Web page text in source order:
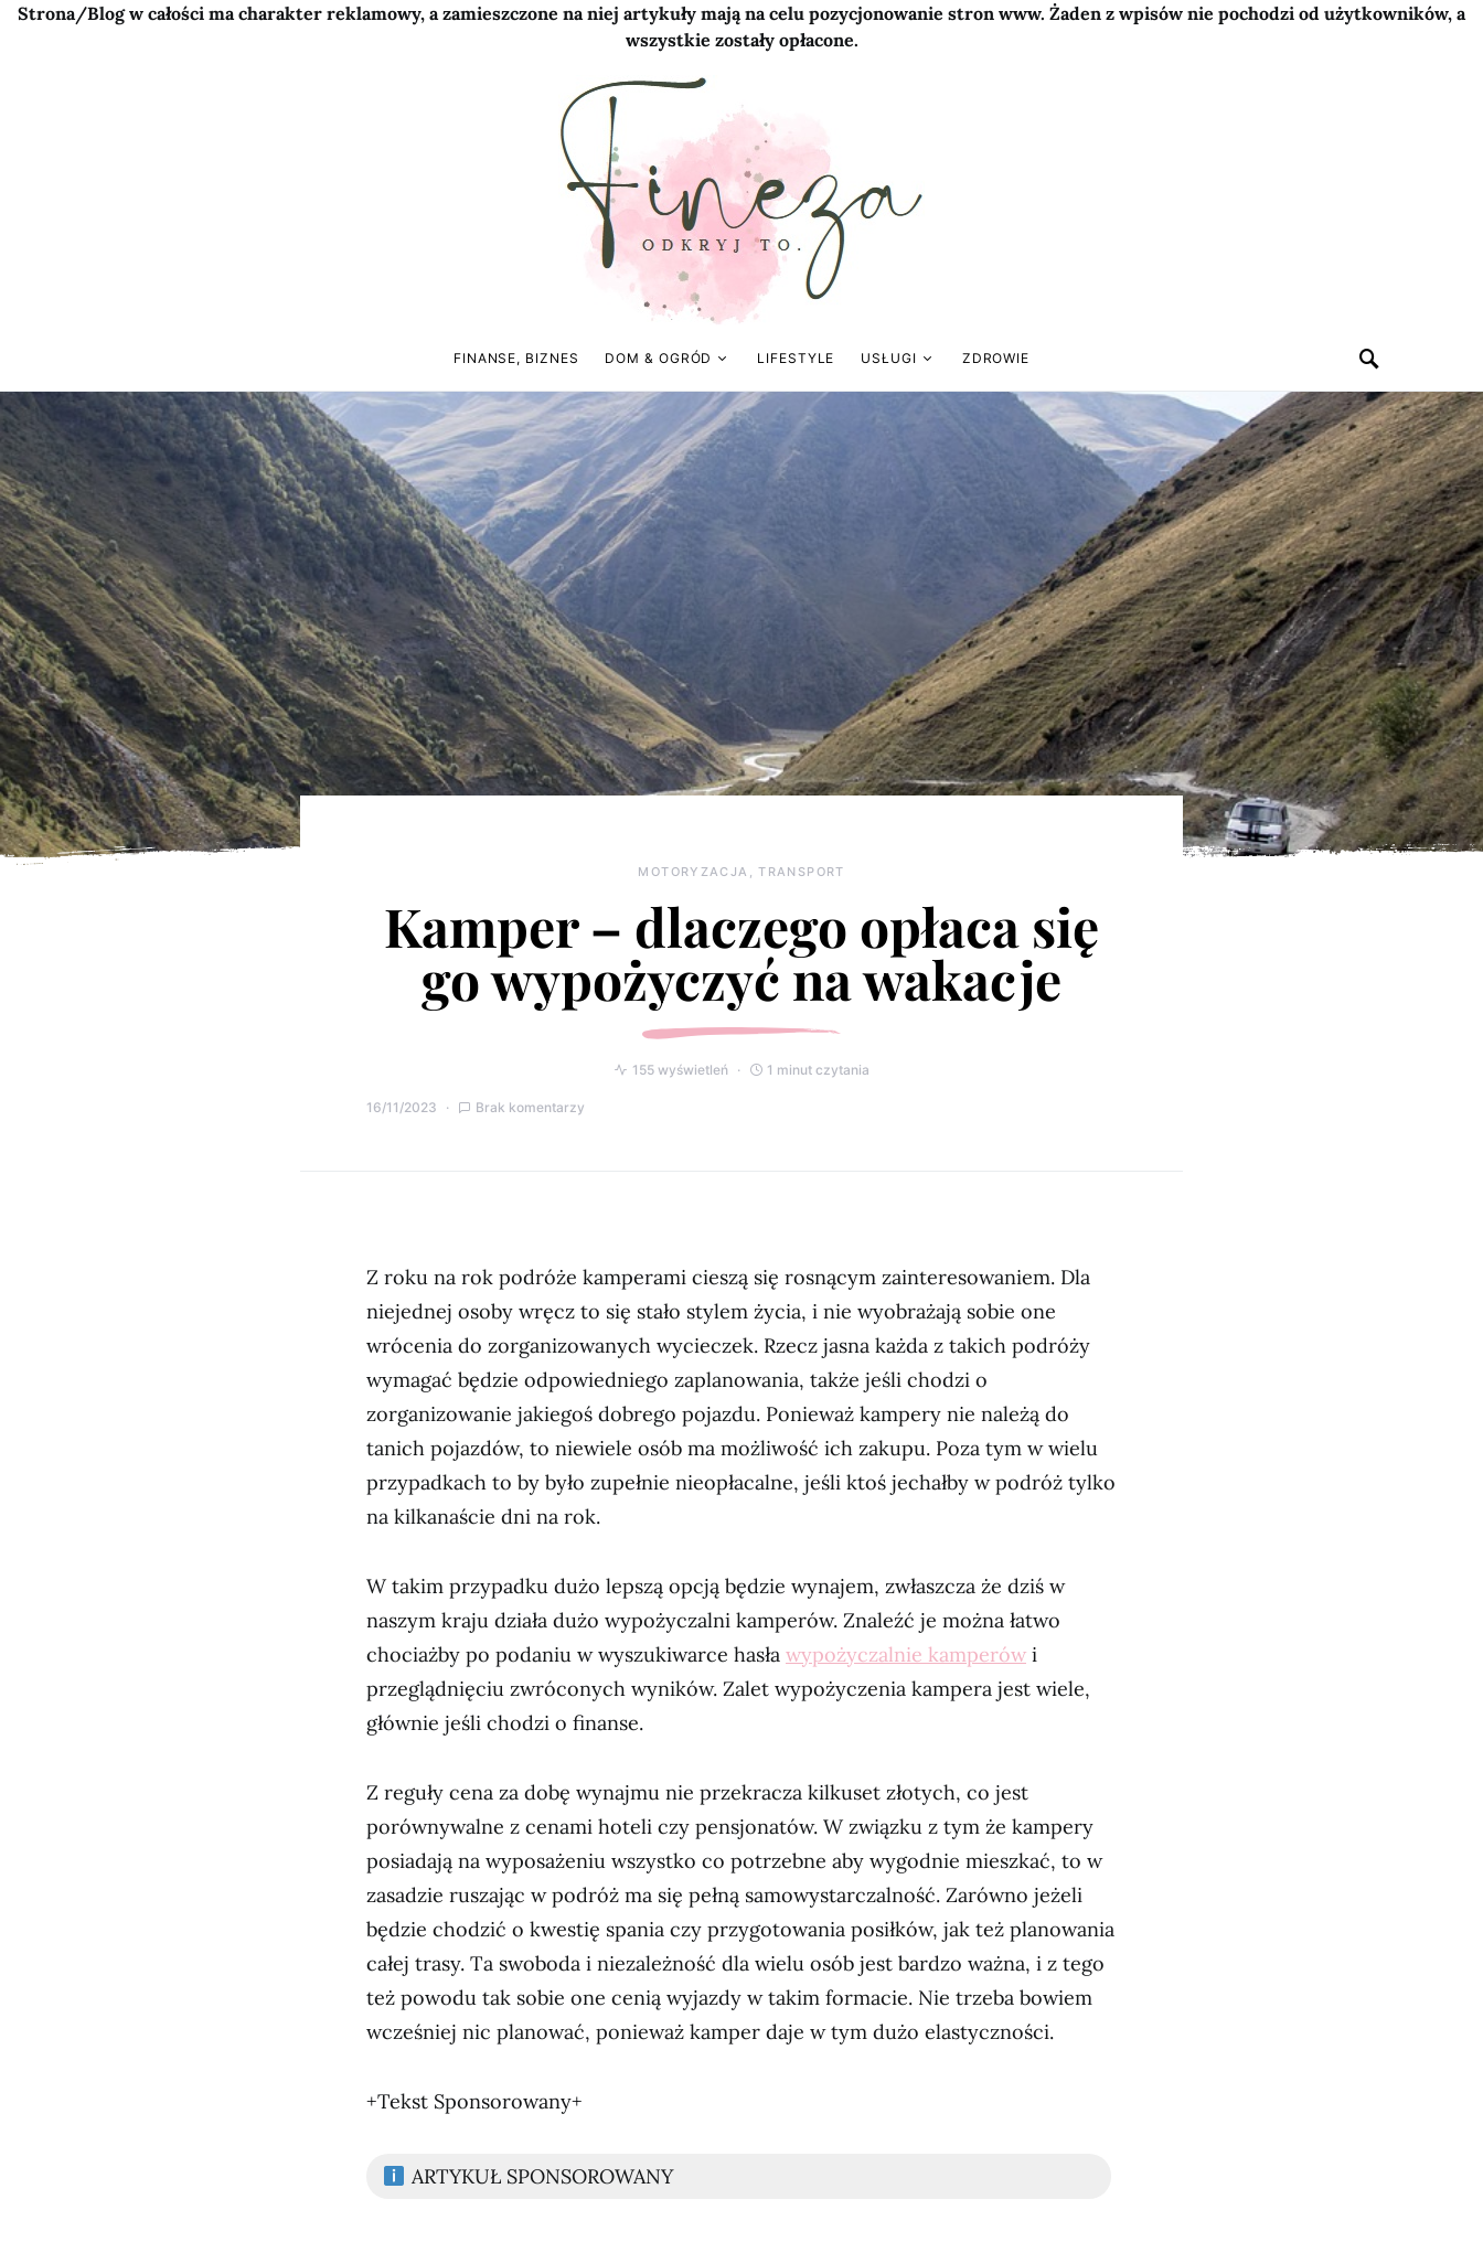
Strona/Blog w całości ma charakter reklamowy, a zamieszczone na niej artykuły mają na celu pozycjonowanie stron www. Żaden z wpisów nie pochodzi od użytkowników, a
wszystkie zostały opłacone.
FINANSE, BIZNES DOM & OGRÓD LIFESTYLE USŁUGI ZDROWIE
MOTORYZACJA, TRANSPORT
Kamper – dlaczego opłaca się
go wypożyczyć na wakacje
155 wyświetleń 1 minut czytania
16/11/2023 Brak komentarzy
Z roku na rok podróże kamperami cieszą się rosnącym zainteresowaniem. Dla
niejednej osoby wręcz to się stało stylem życia, i nie wyobrażają sobie one
wrócenia do zorganizowanych wycieczek. Rzecz jasna każda z takich podróży
wymagać będzie odpowiedniego zaplanowania, także jeśli chodzi o
zorganizowanie jakiegoś dobrego pojazdu. Ponieważ kampery nie należą do
tanich pojazdów, to niewiele osób ma możliwość ich zakupu. Poza tym w wielu
przypadkach to by było zupełnie nieopłacalne, jeśli ktoś jechałby w podróż tylko
na kilkanaście dni na rok.
W takim przypadku dużo lepszą opcją będzie wynajem, zwłaszcza że dziś w
naszym kraju działa dużo wypożyczalni kamperów. Znaleźć je można łatwo
chociażby po podaniu w wyszukiwarce hasła wypożyczalnie kamperów i
przeglądnięciu zwróconych wyników. Zalet wypożyczenia kampera jest wiele,
głównie jeśli chodzi o finanse.
Z reguły cena za dobę wynajmu nie przekracza kilkuset złotych, co jest
porównywalne z cenami hoteli czy pensjonatów. W związku z tym że kampery
posiadają na wyposażeniu wszystko co potrzebne aby wygodnie mieszkać, to w
zasadzie ruszając w podróż ma się pełną samowystarczalność. Zarówno jeżeli
będzie chodzić o kwestię spania czy przygotowania posiłków, jak też planowania
całej trasy. Ta swoboda i niezależność dla wielu osób jest bardzo ważna, i z tego
też powodu tak sobie one cenią wyjazdy w takim formacie. Nie trzeba bowiem
wcześniej nic planować, ponieważ kamper daje w tym dużo elastyczności.
+Tekst Sponsorowany+
ARTYKUŁ SPONSOROWANY